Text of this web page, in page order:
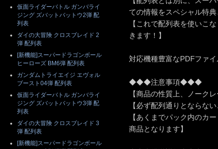
ての情報をスペシャル特
【これで配列表を使いこ
きます！】
対応機種豊富なPDFファ
◆◆◆注意事項◆◆◆
【商品の性質上、ノーク
【必ず配列通りとならな
【あくまでパック内のカ
商品となります】
仮面ライダーバトル ガンバライ
ジング ズバットバットウ2弾 配
列表
ダイの大冒険 クロスブレイド 2
弾 配列表
[新機能]スーパードラゴンボール
ヒーローズ BM6弾 配列表
ガンダムトライエイジ エヴォル
ブースト04弾 配列表
仮面ライダーバトル ガンバライ
ジング ズバットバットウ3弾 配
列表
ダイの大冒険 クロスブレイド 3
弾 配列表
[新機能]スーパードラゴンボール